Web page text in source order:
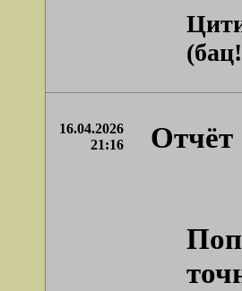
16.04.2026
21:16
Отчёт